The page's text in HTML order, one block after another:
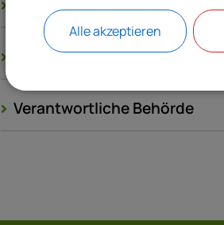
Weiterführende Links
Rechtsgrundlagen
Verantwortliche Behörde
Alle akzeptieren